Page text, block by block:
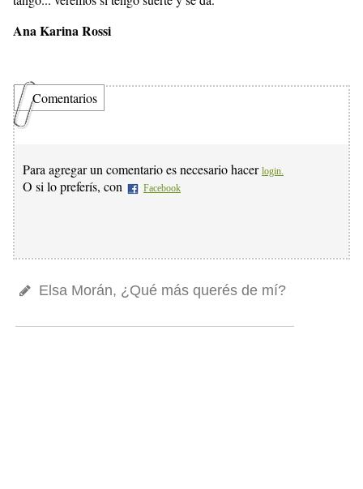
Ana Karina Rossi
Comentarios
Para agregar un comentario es necesario hacer login.
O si lo preferís, con Facebook
Elsa Morán, ¿Qué más querés de mí?